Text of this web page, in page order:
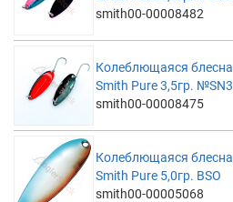
smith00-00008482
Колеблющаяся блесна
Smith Pure 3,5гр. №SN3
smith00-00008475
Колеблющаяся блесна
Smith Pure 5,0гр. BSO
smith00-00005068